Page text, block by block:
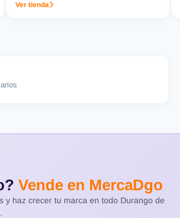
Ver tienda
Vende en MercaDgo
y haz crecer tu marca en todo Durango de